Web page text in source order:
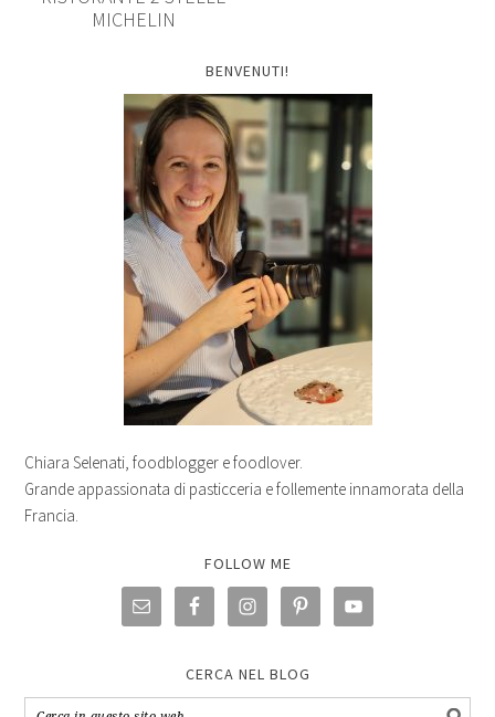
MICHELIN
BENVENUTI!
Chiara Selenati, foodblogger e foodlover.
Grande appassionata di pasticceria e follemente innamorata della
Francia.
FOLLOW ME
CERCA NEL BLOG